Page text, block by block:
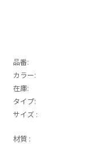
品番:
カラー:
在庫:
タイプ:
サイズ :
材質 :